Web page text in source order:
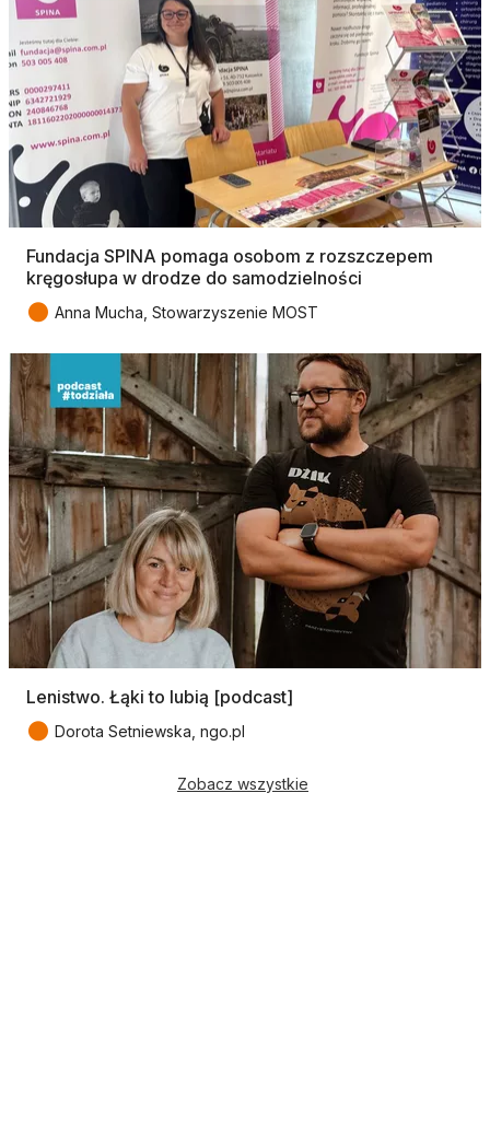
Fundacja SPINA pomaga osobom z rozszczepem
kręgosłupa w drodze do samodzielności
● Anna Mucha, Stowarzyszenie MOST
Lenistwo. Łąki to lubią [podcast]
● Dorota Setniewska, ngo.pl
Zobacz wszystkie